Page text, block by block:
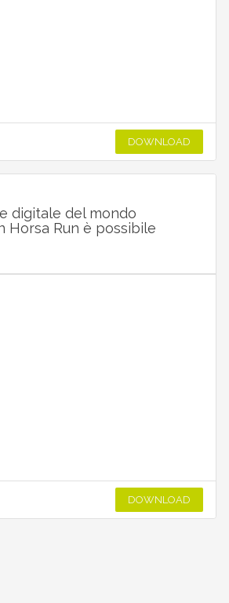
DOWNLOAD
digitale del mondo
Horsa Run è possibile
DOWNLOAD